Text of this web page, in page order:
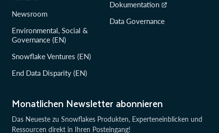
Monatlichen Newsletter abonnieren
Das Neueste zu Snowflakes Produkten, Experteneinblicken und
Ressourcen direkt in Ihren Posteingang!
Newsroom
Environmental, Social &
Governance (EN)
Snowflake Ventures (EN)
End Data Disparity (EN)
Dokumentation
Data Governance